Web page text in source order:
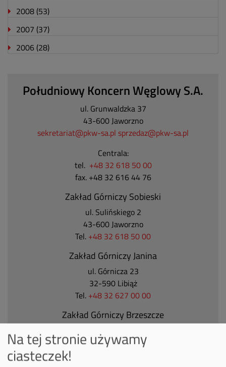
2008 (53)
2007 (37)
2006 (28)
Południowy Koncern Węglowy S.A.
ul. Grunwaldzka 37
43-600 Jaworzno
sekretariat@pkw-sa.pl sprzedaz@pkw-sa.pl
Centrala:
tel. +48 32 618 50 00
fax. +48 32 616 44 76
Zakład Górniczy Sobieski
ul. Sulińskiego 2
43-600 Jaworzno
Tel. +48 32 618 50 00
Zakład Górniczy Janina
ul. Górnicza 23
32-590 Libiąż
Tel. +48 32 627 00 00
Zakład Górniczy Brzeszcze
32-620 Brzeszcze
Na tej stronie używamy
ciasteczek!